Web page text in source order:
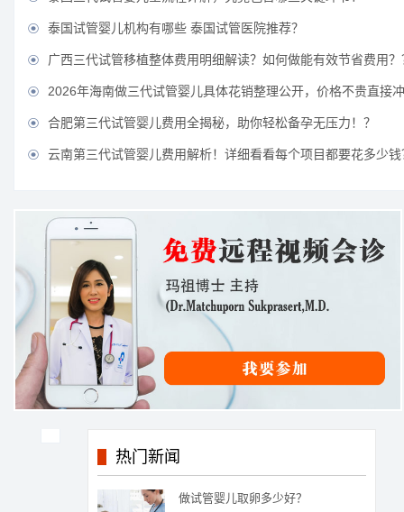
 泰国试管婴儿机构有哪些 泰国试管医院推荐？
 广西三代试管移植整体费用明细解读？如何做能有效节省费用？
 2026年海南做三代试管婴儿具体花销整理公开，价格不贵直接
 合肥第三代试管婴儿费用全揭秘，助你轻松备孕无压力！？
 云南第三代试管婴儿费用解析！详细看看每个项目都要花多少钱
热门新闻
做试管婴儿取卵多少好？